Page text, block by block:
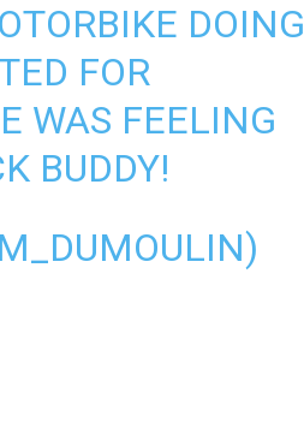
DOING
FOR
WAS FEELING
BUDDY!